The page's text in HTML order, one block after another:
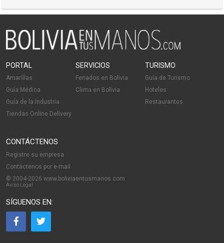
PORTAL
Amarillas
Guía Médica
Guía de la Industria
Tiendas Online Delivery
SERVICIOS
Feriados en Bolivia
Clima en Bolivia
TURISMO
Guía de Turismo
Hoteles
Restaurantes
CONTÁCTENOS
Registre su empresa
Contáctenos por e-mail
© 2004-2026 www.boliviaentusmanos.com
Aviso Legal
SÍGUENOS EN: